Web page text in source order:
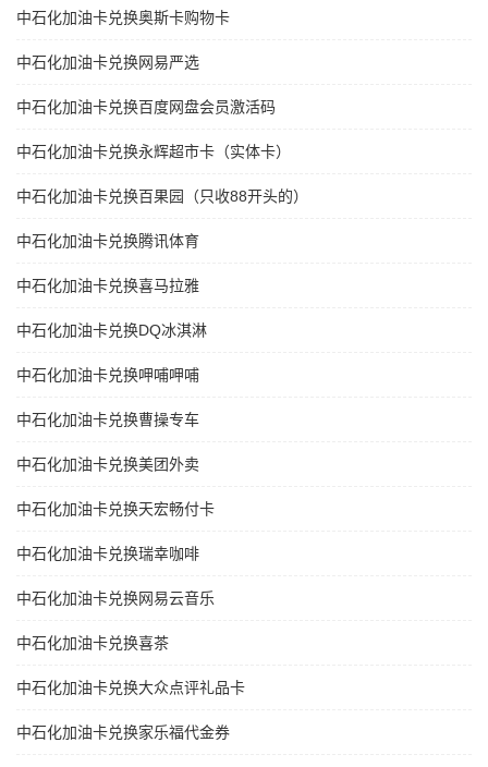
中石化加油卡兑换奥斯卡购物卡
中石化加油卡兑换网易严选
中石化加油卡兑换百度网盘会员激活码
中石化加油卡兑换永辉超市卡（实体卡）
中石化加油卡兑换百果园（只收88开头的）
中石化加油卡兑换腾讯体育
中石化加油卡兑换喜马拉雅
中石化加油卡兑换DQ冰淇淋
中石化加油卡兑换呷哺呷哺
中石化加油卡兑换曹操专车
中石化加油卡兑换美团外卖
中石化加油卡兑换天宏畅付卡
中石化加油卡兑换瑞幸咖啡
中石化加油卡兑换网易云音乐
中石化加油卡兑换喜茶
中石化加油卡兑换大众点评礼品卡
中石化加油卡兑换家乐福代金券